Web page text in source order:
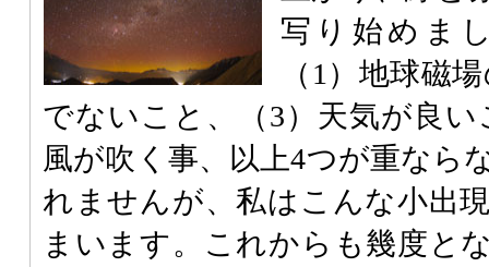
写り始めま
（1）地球磁
でないこと、（3）天気が良
風が吹く事、以上4つが重なら
れませんが、私はこんな小出
まいます。これからも幾度と